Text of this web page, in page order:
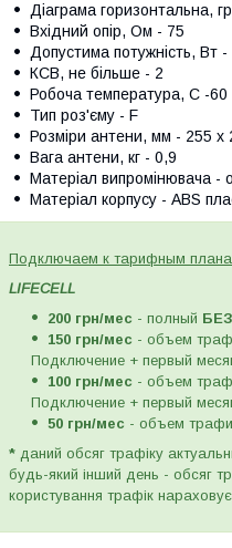
Діаграма горизонтальна,
Вхідний опір, Ом - 75
Допустима потужність, Вт -
КСВ, не більше - 2
Робоча температура, С -60
Тип роз'єму - F
Розміри антени, мм - 255 х
Вага антени, кг - 0,9
Матеріал випромінювача -
Матеріал корпусу - ABS
Подключаем к тарифным
LIFECELL
200 грн/мес - полный
150 грн/мес - объем
Подключение + первый
100 грн/мес - объем
Подключение + первый
50 грн/мес - объем
* даний обсяг трафіку
будь-який інший день - обсяг
користування трафік